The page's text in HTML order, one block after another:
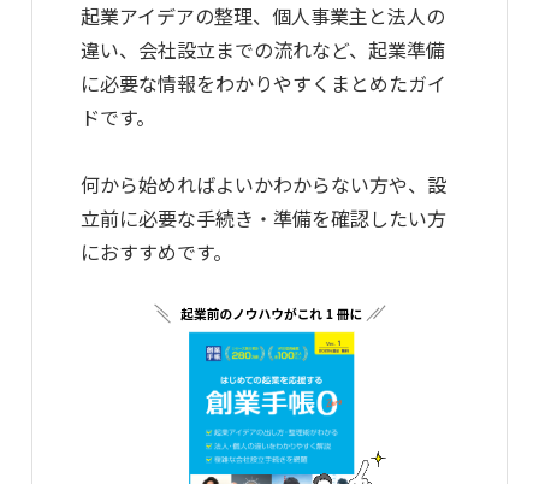
起業アイデアの整理、個人事業主と法人の
違い、会社設立までの流れなど、起業準備
に必要な情報をわかりやすくまとめたガイ
ドです。
何から始めればよいかわからない方や、設
立前に必要な手続き・準備を確認したい方
におすすめです。